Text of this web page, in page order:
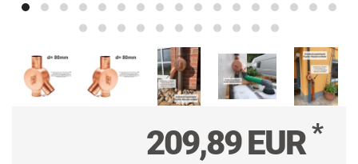
209,89 EUR*